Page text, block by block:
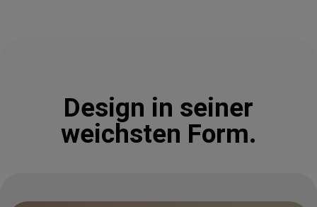
Design in seiner
weichsten Form.